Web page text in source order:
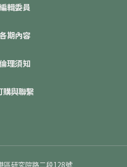
輯委員
期內容
理須知
購與聯繫
區研究院路二段128號